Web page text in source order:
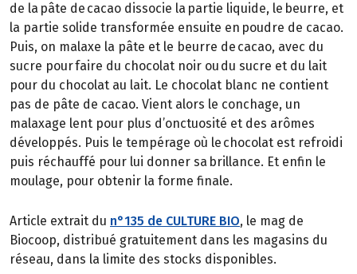
de la pâte de cacao dissocie la partie liquide, le beurre, et
la partie solide transformée ensuite en poudre de cacao.
Puis, on malaxe la pâte et le beurre de cacao, avec du
sucre pour faire du chocolat noir ou du sucre et du lait
pour du chocolat au lait. Le chocolat blanc ne contient
pas de pâte de cacao. Vient alors le conchage, un
malaxage lent pour plus d’onctuosité et des arômes
développés. Puis le tempérage où le chocolat est refroidi
puis réchauffé pour lui donner sa brillance. Et enfin le
moulage, pour obtenir la forme finale.
Article extrait du n°135 de CULTURE BIO, le mag de
Biocoop, distribué gratuitement dans les magasins du
réseau, dans la limite des stocks disponibles.